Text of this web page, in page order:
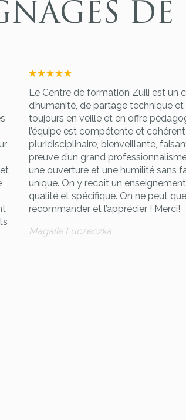
DE
Le Centre de formation Zuili est un
d’humanité, de partage technique et
toujours en veille et en offre
l’équipe est compétente et
pluridisciplinaire, bienveillante,
preuve d’un grand
une ouverture et une humilité sans
unique. On y recoit un
qualité et spécifique. On ne peut
recommander et l’apprécier ! Merci!
Magalie Luczeczka